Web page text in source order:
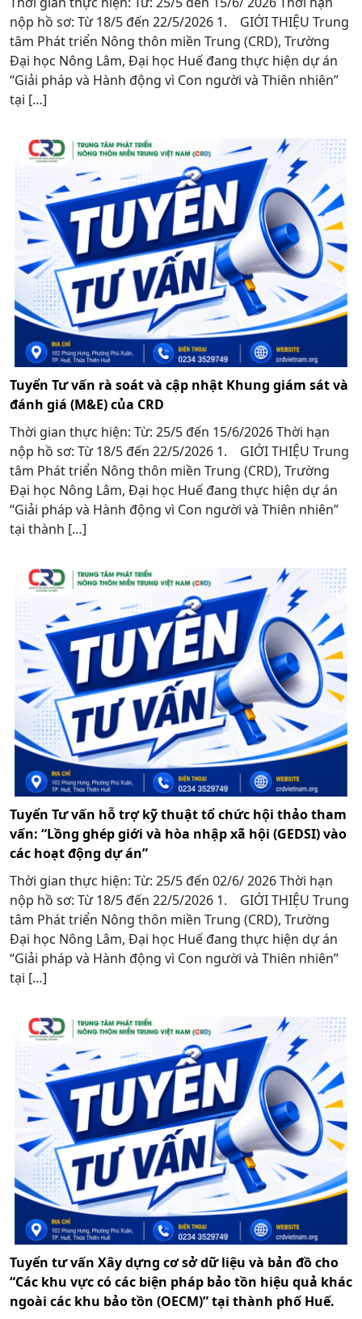
nộp hồ sơ: Từ 18/5 đến 22/5/2026 1. GIỚI THIỆU Trung
tâm Phát triển Nông thôn miền Trung (CRD), Trường
Đại học Nông Lâm, Đại học Huế đang thực hiện dự án
“Giải pháp và Hành động vì Con người và Thiên nhiên”
tại […]
Tuyển Tư vấn rà soát và cập nhật Khung giám sát và
đánh giá (M&E) của CRD
Thời gian thực hiện: Từ: 25/5 đến 15/6/2026 Thời hạn
nộp hồ sơ: Từ 18/5 đến 22/5/2026 1. GIỚI THIỆU Trung
tâm Phát triển Nông thôn miền Trung (CRD), Trường
Đại học Nông Lâm, Đại học Huế đang thực hiện dự án
“Giải pháp và Hành động vì Con người và Thiên nhiên”
tại thành […]
Tuyển Tư vấn hỗ trợ kỹ thuật tổ chức hội thảo tham
vấn: “Lồng ghép giới và hòa nhập xã hội (GEDSI) vào
các hoạt động dự án”
Thời gian thực hiện: Từ: 25/5 đến 02/6/ 2026 Thời hạn
nộp hồ sơ: Từ 18/5 đến 22/5/2026 1. GIỚI THIỆU Trung
tâm Phát triển Nông thôn miền Trung (CRD), Trường
Đại học Nông Lâm, Đại học Huế đang thực hiện dự án
“Giải pháp và Hành động vì Con người và Thiên nhiên”
tại […]
Tuyển tư vấn Xây dựng cơ sở dữ liệu và bản đồ cho
“Các khu vực có các biện pháp bảo tồn hiệu quả khác
ngoài các khu bảo tồn (OECM)” tại thành phố Huế.